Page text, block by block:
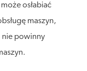
osłabiać
maszyn,
nie powinny